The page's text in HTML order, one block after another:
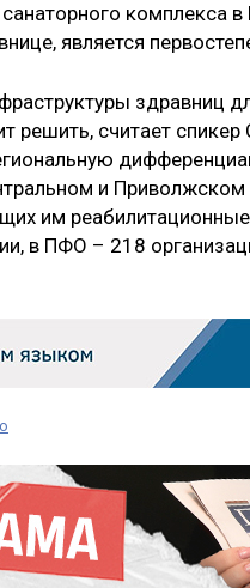
комплекса
является
здравниц
решить, считает
и
им реабилитационные
в ПФО – 218